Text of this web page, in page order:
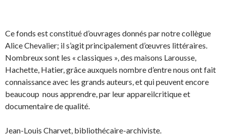
Ce fonds est constitué d’ouvrages donnés par notre collègue
Alice Chevalier; il s’agit principalement d’œuvres littéraires.
Nombreux sont les « classiques », des maisons Larousse,
Hachette, Hatier, grâce auxquels nombre d’entre nous ont fait
connaissance avec les grands auteurs, et qui peuvent encore
beaucoup nous apprendre, par leur appareilcritique et
documentaire de qualité.
Jean-Louis Charvet, bibliothécaire-archiviste.